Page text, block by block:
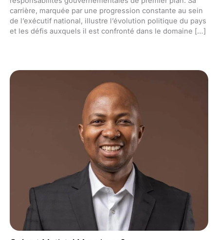
carrière, marquée par une progression constante au sein
de l’exécutif national, illustre l’évolution politique du pays
et les défis auxquels il est confronté dans le domaine […]